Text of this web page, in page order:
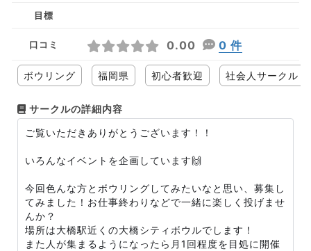
目標
口コミ 0.00 0 件
ボウリング 福岡県 初心者歓迎 社会人サークル
サークルの詳細内容
ご覧いただきありがとうございます！！
いろんなイベントを企画しています🙌
今回色んな方とボウリングしてみたいなと思い、募集し
てみました！お仕事終わりなどで一緒に楽しく投げませ
んか？
場所は大橋駅近くの大橋シティボウルでします！
また人が集まるようになったら月1回程度を目処に開催